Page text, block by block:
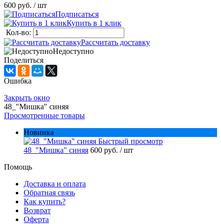
600 руб. / шт
Подписаться
Купить в 1 клик
Кол-во:
Рассчитать доставку
Недоступно
Поделиться
Ошибка
Закрыть окно
48_"Мишка" синяя
Просмотренные товары
Новинка
Быстрый просмотр
48_"Мишка" синяя 600 руб. / шт
Помощь
Доставка и оплата
Обратная связь
Как купить?
Возврат
Оферта